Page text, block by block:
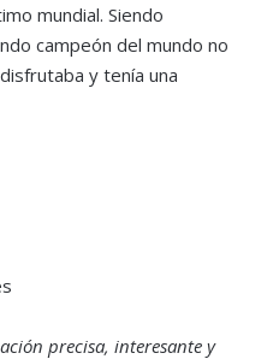
mundial. Siendo
campeón del mundo no
y tenía una
precisa, interesante y